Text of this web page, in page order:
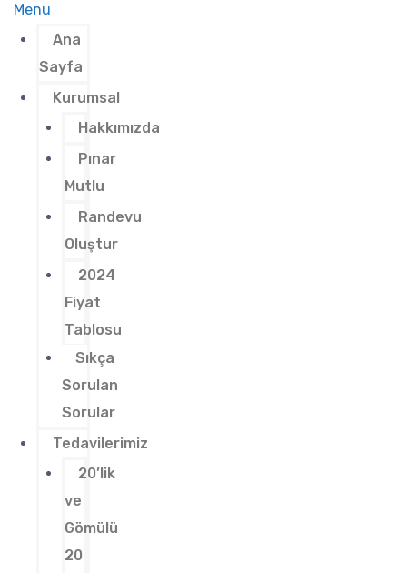
Menu
Ana
Sayfa
Kurumsal
Hakkımızda
Pınar
Mutlu
Randevu
Oluştur
2024
Fiyat
Tablosu
Sıkça
Sorulan
Sorular
Tedavilerimiz
20’lik
ve
Gömülü
20